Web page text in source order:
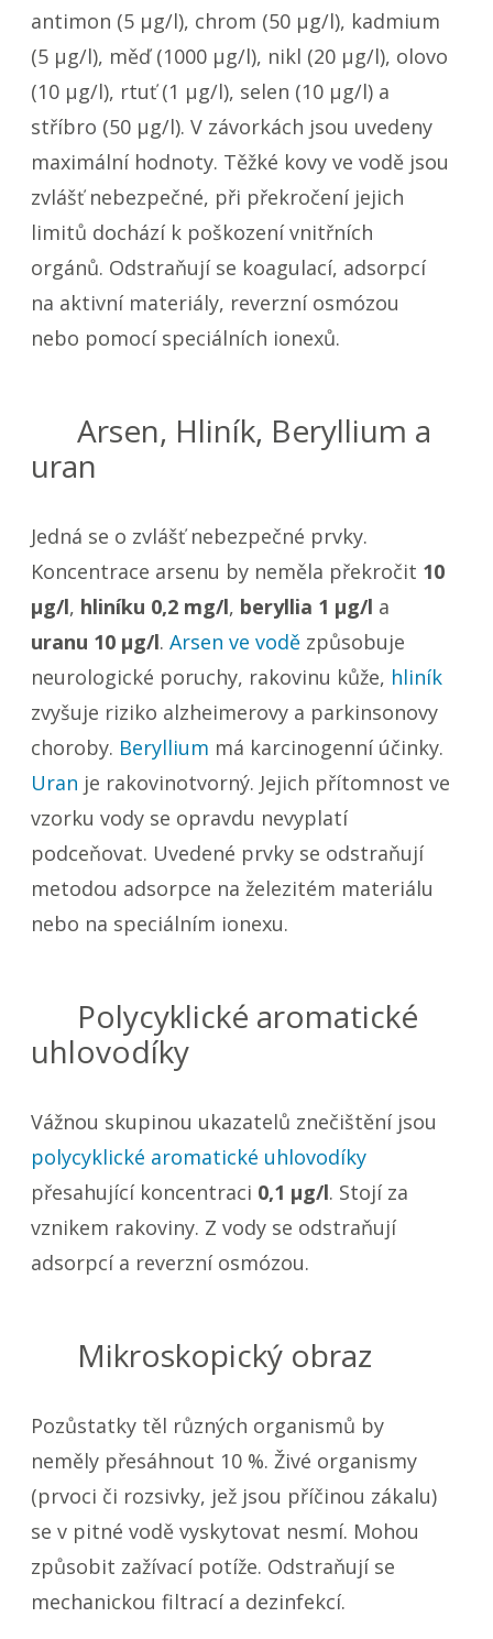
antimon (5 µg/l), chrom (50 µg/l), kadmium
(5 µg/l), měď (1000 µg/l), nikl (20 µg/l), olovo
(10 µg/l), rtuť (1 µg/l), selen (10 µg/l) a
stříbro (50 µg/l). V závorkách jsou uvedeny
maximální hodnoty. Těžké kovy ve vodě jsou
zvlášť nebezpečné, při překročení jejich
limitů dochází k poškození vnitřních
orgánů. Odstraňují se koagulací, adsorpcí
na aktivní materiály, reverzní osmózou
nebo pomocí speciálních ionexů.
Arsen, Hliník, Beryllium a
uran
Jedná se o zvlášť nebezpečné prvky.
Koncentrace arsenu by neměla překročit 10
µg/l, hliníku 0,2 mg/l, beryllia 1 µg/l a
uranu 10 µg/l.Arsen ve vodě způsobuje
neurologické poruchy, rakovinu kůže, hliník
zvyšuje riziko alzheimerovy a parkinsonovy
choroby. Beryllium má karcinogenní účinky.
Uran je rakovinotvorný. Jejich přítomnost ve
vzorku vody se opravdu nevyplatí
podceňovat. Uvedené prvky se odstraňují
metodou adsorpce na železitém materiálu
nebo na speciálním ionexu.
Polycyklické aromatické
uhlovodíky
Vážnou skupinou ukazatelů znečištění jsou
polycyklické aromatické uhlovodíky
přesahující koncentraci 0,1 µg/l. Stojí za
vznikem rakoviny. Z vody se odstraňují
adsorpcí a reverzní osmózou.
Mikroskopický obraz
Pozůstatky těl různých organismů by
neměly přesáhnout 10 %. Živé organismy
(prvoci či rozsivky, jež jsou příčinou zákalu)
se v pitné vodě vyskytovat nesmí. Mohou
způsobit zažívací potíže. Odstraňují se
mechanickou filtrací a dezinfekcí.